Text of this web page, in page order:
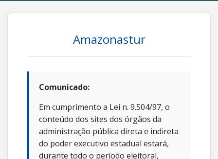
Amazonastur
Comunicado:
Em cumprimento a Lei n. 9.504/97, o
conteúdo dos sites dos órgãos da
administração pública direta e indireta
do poder executivo estadual estará,
durante todo o período eleitoral,